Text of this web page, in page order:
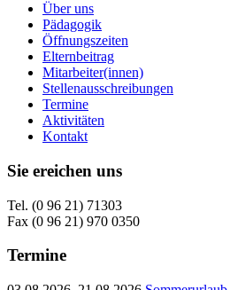
Über uns
Pädagogik
Öffnungszeiten
Elternbeitrag
Mitarbeiter(innen)
Stellenausschreibungen
Termine
Aktivitäten
Kontakt
Sie ereichen uns
Tel. (0 96 21) 71303
Fax (0 96 21) 970 0350
Termine